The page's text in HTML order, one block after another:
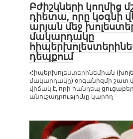
Բժիշկների կողմից
դիետա, որը կօգնի
արյան մեջ
մակարդակը
դեպքում
Հիպերխոլեստերինեմիան
մակարդակը) օրգանիզմի շատ
վիճակ է, որի հանդեպ
անուշադրությունը կարող